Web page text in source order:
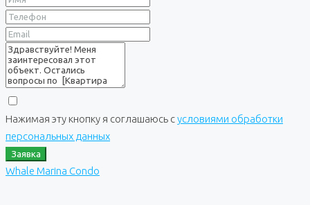
Нажимая эту кнопку я соглашаюсь сусловиями обработки
персональных данных
Заявка
Whale Marina Condo